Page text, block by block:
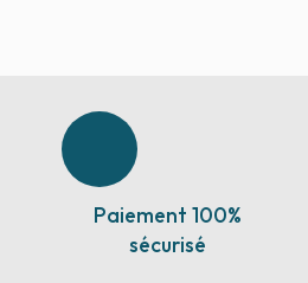
Paiement 100%
sécurisé